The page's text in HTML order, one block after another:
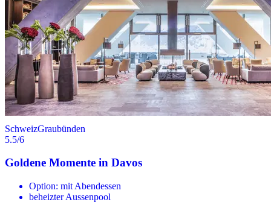
SchweizGraubünden
5.5/6
Goldene Momente in Davos
Option: mit Abendessen
beheizter Aussenpool